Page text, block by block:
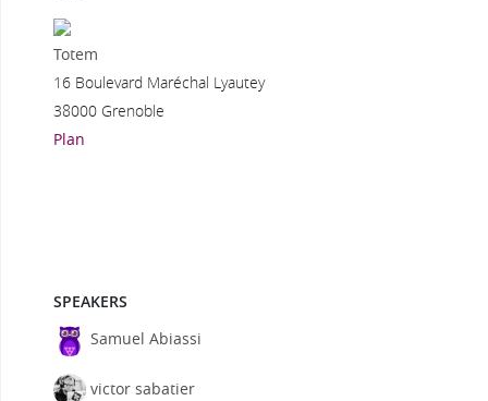
Totem
16 Boulevard Maréchal Lyautey
38000 Grenoble
Plan
SPEAKERS
Samuel Abiassi
victor sabatier